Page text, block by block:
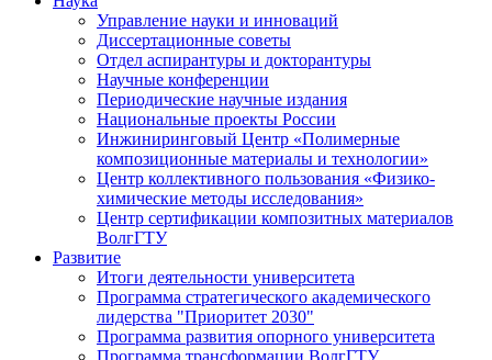
Управление науки и инноваций
Диссертационные советы
Отдел аспирантуры и докторантуры
Научные конференции
Периодические научные издания
Национальные проекты России
Инжиниринговый Центр «Полимерные
композиционные материалы и технологии»
Центр коллективного пользования «Физико-
химические методы исследования»
Центр сертификации композитных материалов
ВолгГТУ
Развитие
Итоги деятельности университета
Программа стратегического академического
лидерства "Приоритет 2030"
Программа развития опорного университета
Программа трансформации ВолгГТУ